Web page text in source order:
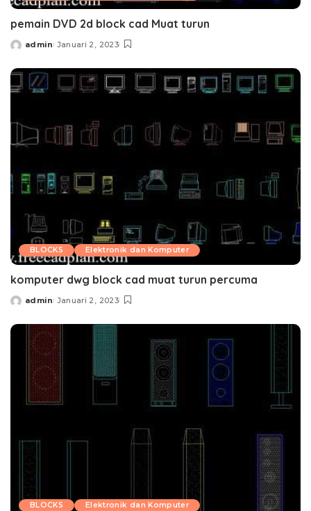
pemain DVD 2d block cad Muat turun
Posted
admin Januari 2, 2023
BLOCKS Elektronik dan Komputer
komputer dwg block cad muat turun percuma
Posted
admin Januari 2, 2023
BLOCKS Elektronik dan Komputer